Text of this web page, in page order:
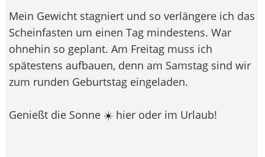
Mein Gewicht stagniert und so verlängere ich das
Scheinfasten um einen Tag mindestens. War
ohnehin so geplant. Am Freitag muss ich
spätestens aufbauen, denn am Samstag sind wir
zum runden Geburtstag eingeladen.
Genießt die Sonne ☀️ hier oder im Urlaub!